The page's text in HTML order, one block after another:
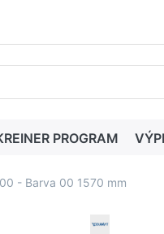
automaticky při
PROGRAM
- Barva 00 1570 mm